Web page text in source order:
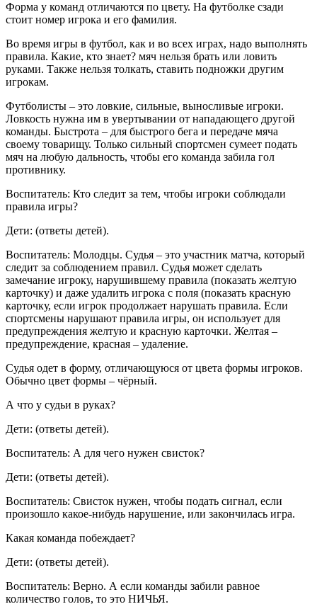
Форма у команд отличаются по цвету. На футболке сзади
стоит номер игрока и его фамилия.
Во время игры в футбол, как и во всех играх, надо выполнять
правила. Какие, кто знает? мяч нельзя брать или ловить
руками. Также нельзя толкать, ставить подножки другим
игрокам.
Футболисты – это ловкие, сильные, выносливые игроки.
Ловкость нужна им в увертывании от нападающего другой
команды. Быстрота – для быстрого бега и передаче мяча
своему товарищу. Только сильный спортсмен сумеет подать
мяч на любую дальность, чтобы его команда забила гол
противнику.
Воспитатель: Кто следит за тем, чтобы игроки соблюдали
правила игры?
Дети: (ответы детей).
Воспитатель: Молодцы. Судья – это участник матча, который
следит за соблюдением правил. Судья может сделать
замечание игроку, нарушившему правила (показать желтую
карточку) и даже удалить игрока с поля (показать красную
карточку, если игрок продолжает нарушать правила. Если
спортсмены нарушают правила игры, он использует для
предупреждения желтую и красную карточки. Желтая –
предупреждение, красная – удаление.
Судья одет в форму, отличающуюся от цвета формы игроков.
Обычно цвет формы – чёрный.
А что у судьи в руках?
Дети: (ответы детей).
Воспитатель: А для чего нужен свисток?
Дети: (ответы детей).
Воспитатель: Свисток нужен, чтобы подать сигнал, если
произошло какое-нибудь нарушение, или закончилась игра.
Какая команда побеждает?
Дети: (ответы детей).
Воспитатель: Верно. А если команды забили равное
количество голов, то это НИЧЬЯ.